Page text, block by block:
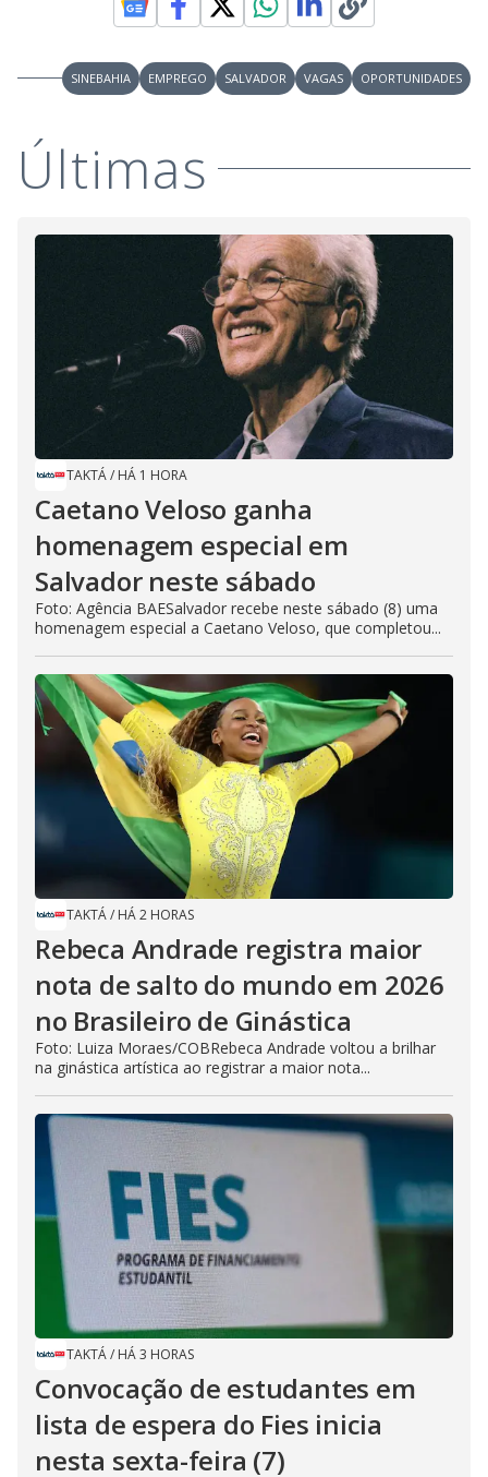
SINEBAHIA EMPREGO SALVADOR VAGAS OPORTUNIDADES
Últimas
TAKTÁ/ HÁ 1 HORA
Caetano Veloso ganha
homenagem especial em
Salvador neste sábado
Foto: Agência BAESalvador recebe neste sábado (8) uma
homenagem especial a Caetano Veloso, que completou...
TAKTÁ/ HÁ 2 HORAS
Rebeca Andrade registra maior
nota de salto do mundo em 2026
no Brasileiro de Ginástica
Foto: Luiza Moraes/COBRebeca Andrade voltou a brilhar
na ginástica artística ao registrar a maior nota...
TAKTÁ/ HÁ 3 HORAS
Convocação de estudantes em
lista de espera do Fies inicia
nesta sexta-feira (7)